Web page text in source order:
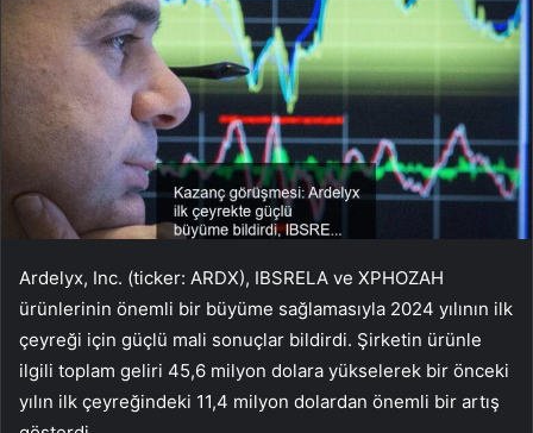
Ardelyx, Inc. (ticker: ARDX), IBSRELA ve XPHOZAH
ürünlerinin önemli bir büyüme sağlamasıyla 2024 yılının ilk
çeyreği için güçlü mali sonuçlar bildirdi. Şirketin ürünle
ilgili toplam geliri 45,6 milyon dolara yükselerek bir önceki
yılın ilk çeyreğindeki 11,4 milyon dolardan önemli bir artış